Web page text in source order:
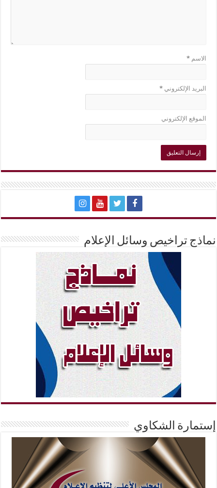
الاسم*
البريد الإلكتروني*
الموقع الإلكتروني
نماذج تراخيص وسائل الإعلام
إستمارة الشكاوي